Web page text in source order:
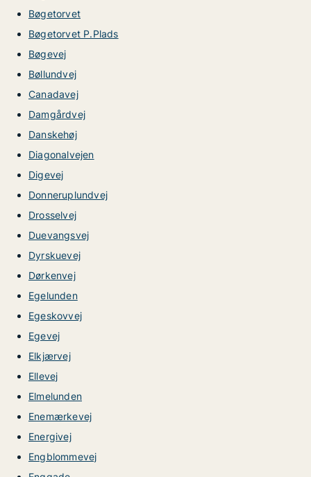
Bøgetorvet
Bøgetorvet P.Plads
Bøgevej
Bøllundvej
Canadavej
Damgårdvej
Danskehøj
Diagonalvejen
Digevej
Donneruplundvej
Drosselvej
Duevangsvej
Dyrskuevej
Dørkenvej
Egelunden
Egeskovvej
Egevej
Elkjærvej
Ellevej
Elmelunden
Enemærkevej
Energivej
Engblommevej